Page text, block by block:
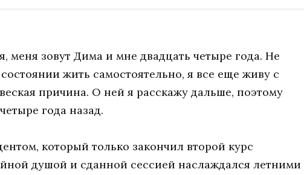
меня зовут Дима и мне двадцать четыре года. Не
жить самостоятельно, я все еще живу с
причина. О ней я расскажу дальше, поэтому
года назад.
который только закончил второй курс
душой и сданной сессией наслаждался летними